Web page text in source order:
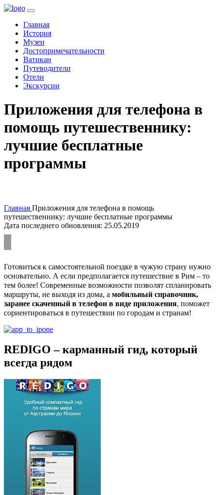
Главная(current)
История
Музеи
Достопримечательности
Ватикан
Путеводители
Отели
Экскурсии
Приложения для телефона в
помощь путешественнику:
лучшие бесплатные
программы
Главная Приложения для телефона в помощь
путешественнику: лучшие бесплатные программы
Дата последнего обновления: 25.05.2019
Готовиться к самостоятельной поездке в чужую страну нужно
основательно. А если предполагается путешествие в Рим – то
тем более! Современные возможности позволят спланировать
маршруты, не выходя из дома, а мобильный справочник,
заранее скаченный в телефон в виде приложения, поможет
сориентироваться в путешествии по городам и странам!
REDIGO – карманный гид, который
всегда рядом